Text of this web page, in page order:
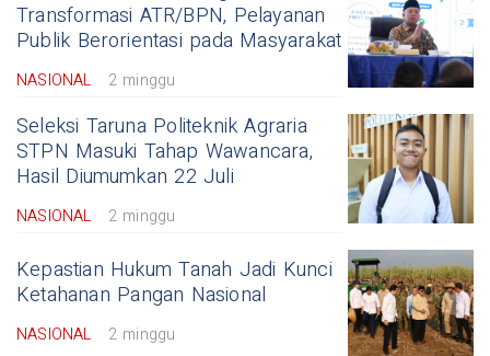
Transformasi ATR/BPN, Pelayanan
Publik Berorientasi pada Masyarakat
NASIONAL 2 minggu
Seleksi Taruna Politeknik Agraria
STPN Masuki Tahap Wawancara,
Hasil Diumumkan 22 Juli
NASIONAL 2 minggu
Kepastian Hukum Tanah Jadi Kunci
Ketahanan Pangan Nasional
NASIONAL 2 minggu